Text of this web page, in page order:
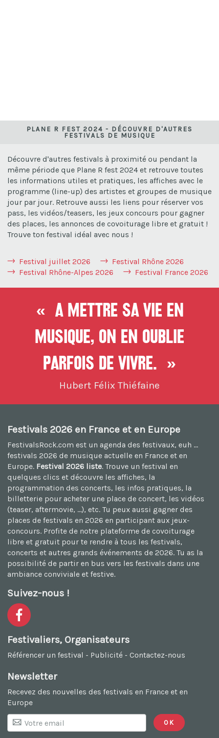
PLANE R FEST 2024 - DÉCOUVRE D'AUTRES
FESTIVALS DE MUSIQUE
Découvre d'autres festivals à proximité ou pendant la
même période que Plane R fest 2024 et retrouve toutes
les informations utiles et pratiques, les affiches avec le
programme (line-up) des artistes et groupes de musique
jour par jour. Retrouve aussi les liens pour réserver vos
pass, les vidéos/teasers, les jeux concours pour gagner
des places, les annonces de covoiturage libre et gratuit !
Trouve ton festival idéal avec nous !
Festival juillet 2026
Festival Rhône 2026
Festival Rhône-Alpes 2026
Festival France 2026
« A mettre sa vie en
musique, On en oublie
parfois de vivre. »
Hubert Félix Thiéfaine
Festivals 2026 en France et en Europe
FestivalsRock.com est un agenda des festivaux, euh ...
festivals 2026 de musique actuelle en France et en
Europe. Festival 2026 liste. Trouve un festival en
quelques clics et découvre les affiches, la
programmation des concerts, les infos pratiques, la
billetterie pour acheter une place de concert, les vidéos
(teaser, aftermovie, ...), etc. Tu peux aussi gagner des
places de festivals en 2026 en participant aux jeux-
concours. Profite de notre plateforme de covoiturage
libre et gratuit pour te rendre à tous les festivals,
concerts et autres grands événements de 2026. Tu as la
possibilité de partir en bus vers les festivals dans une
ambiance conviviale et festive.
Suivez-nous !
Festivaliers, Organisateurs
Référencer un festival - Publicité - Contactez-nous
Newsletter
Recevez des nouvelles des festivals en France et en
Europe